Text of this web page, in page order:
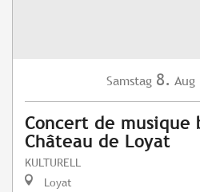
Samstag 8. Aug
Concert de musique
Château de Loyat
KULTURELL
Loyat